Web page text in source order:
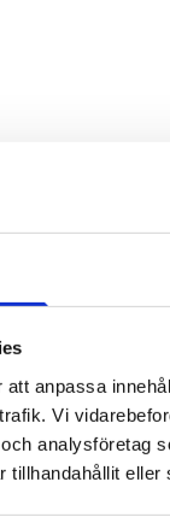
anpassa
Vi
analysföretag
tillhandahållit